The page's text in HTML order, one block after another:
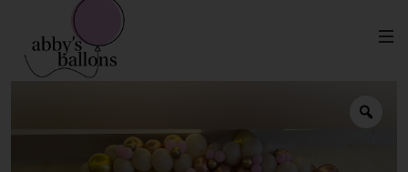
Decoración Mesa Principal